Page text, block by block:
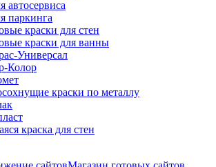
автосервиса
паркинга
краски для стен
краски для ванны
Универсал
Колор
краски по металлу
краска для стен